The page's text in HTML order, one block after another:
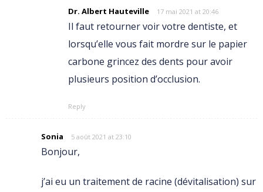
Dr. Albert Hauteville 17 mai 2021 at 20:46
Il faut retourner voir votre dentiste, et
lorsqu’elle vous fait mordre sur le papier
carbone grincez des dents pour avoir
plusieurs position d’occlusion.
Reply
Sonia 5 août 2021 at 23:10
Bonjour,
j’ai eu un traitement de racine (dévitalisation) sur